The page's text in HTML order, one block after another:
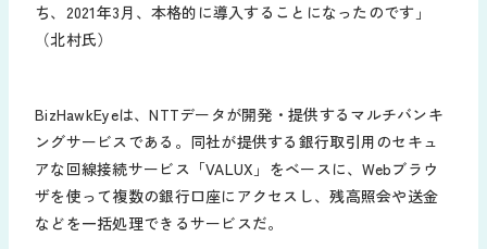
ち、2021年3月、本格的に導入することになったのです」
（北村氏）
BizHawkEyeは、NTTデータが開発・提供するマルチバンキ
ングサービスである。同社が提供する銀行取引用のセキュ
アな回線接続サービス「VALUX」をベースに、Webブラウ
ザを使って複数の銀行口座にアクセスし、残高照会や送金
などを一括処理できるサービスだ。